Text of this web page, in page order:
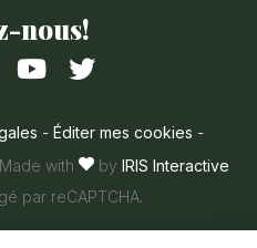
nous!
Instagram
Suivez-
sur
Youtube
Suivez-
sur
Twitter
- Éditer mes cookies -
Made with by IRIS Interactive
par reCAPTCHA.